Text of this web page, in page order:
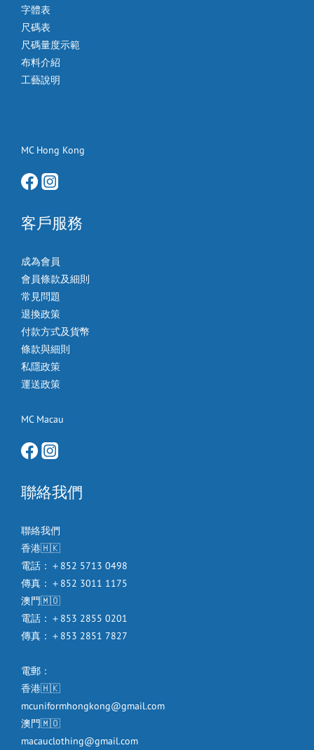
字體表
尺碼表
尺碼量度示範
布料介紹
工藝說明
MC Hong Kong
客戶服務
成為會員
會員條款及細則
常見問題
退換政策
付款方式及貨幣
條款與細則
私隱政策
運送政策
MC Macau
聯絡我們
聯絡我們
香港🇭🇰
電話：＋852 5713 0498
傳真：＋852 3011 1175
澳門🇲🇴
電話：＋853 2855 0201
傳真：＋853 2851 7827
電郵：
香港🇭🇰
mcuniformhongkong@gmail.com
澳門🇲🇴
macauclothing@gmail.com